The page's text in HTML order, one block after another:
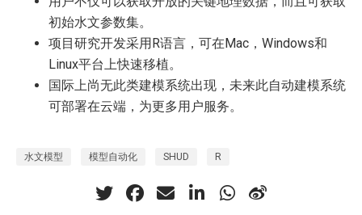
初始水文参数集。
项目研究开发采用R语言，可在Mac，Windows和
Linux平台上快速移植。
国际上尚无此类建模系统出现，未来此自动建模系统
可部署在云端，为更多用户服务。
水文模型 模型自动化 SHUD R